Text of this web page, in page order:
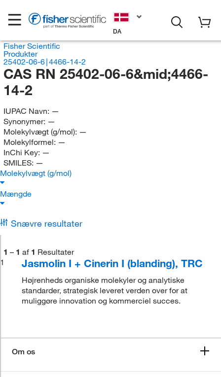
DA
Fisher Scientific
Produkter
25402-06-6∣4466-14-2
CAS RN 25402-06-6&mid;4466-
14-2
IUPAC Navn: —
Synonymer: —
Molekylvægt (g/mol): —
Molekylformel: —
InChi Key: —
SMILES: —
Molekylvægt (g/mol)
Mængde
Snævre resultater
1 – 1 af 1 Resultater
1
Jasmolin I + Cinerin I (blanding), TRC
Højrenheds organiske molekyler og analytiske
standarder, strategisk leveret verden over for at
muliggøre innovation og kommerciel succes.
Om os